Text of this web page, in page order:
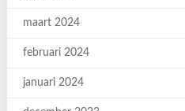
maart 2024
februari 2024
januari 2024